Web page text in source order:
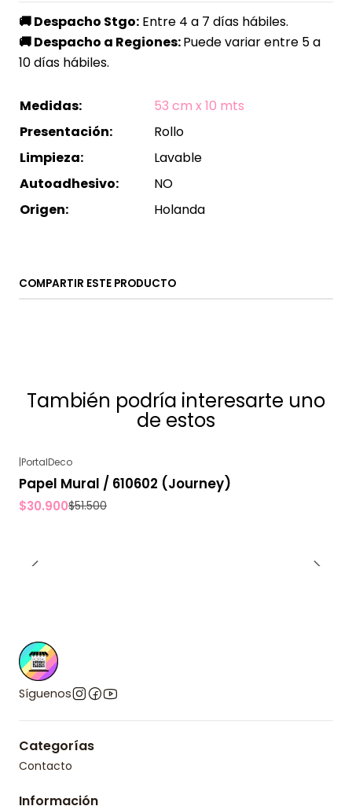
🚚Despacho Stgo: Entre 4 a 7 días hábiles.
🚚Despacho a Regiones:Puede variar entre 5 a
10 días hábiles.
Medidas:
53 cm x 10 mts
Presentación:
Rollo
Limpieza:
Lavable
Autoadhesivo:
NO
Origen:
Holanda
COMPARTIR ESTE PRODUCTO
También podría interesarte uno
de estos
|PortalDeco
Papel Mural / 610602 (Journey)
$30.900$51.500
Síguenos
Categorías
Contacto
Información